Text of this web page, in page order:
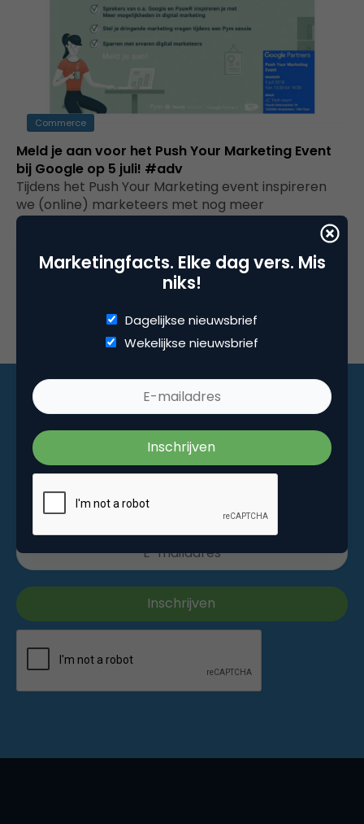
Commerce
Meld je aan voor het Push Your Marketing Event
bij Google op 5 juli! #adv
Tijdens het Push Your Marketing event inspireren
we (online) marketeers met nog meer
mogelijkheden om digital marketing succesvol in
Marketingfacts. Elke dag vers. Mis
niks!
Dagelijkse nieuwsbrief
Wekelijkse nieuwsbrief
Marketingfacts. Elke dag vers. Mis niks!
Dagelijkse nieuwsbrief
Wekelijkse nieuwsbrief